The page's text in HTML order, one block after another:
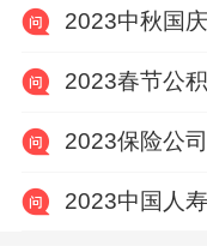
2023保险公